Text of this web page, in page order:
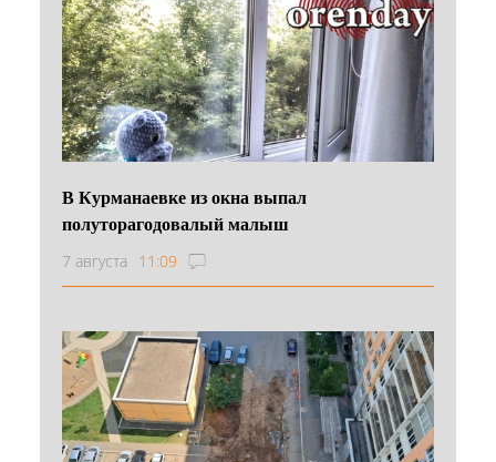
В Курманаевке из окна выпал
полуторагодовалый малыш
7 августа 11:09